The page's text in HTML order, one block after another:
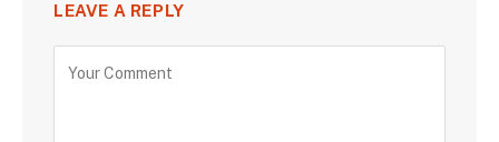
LEAVE A REPLY